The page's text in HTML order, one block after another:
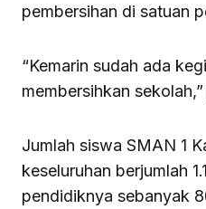
pembersihan di satuan
“Kemarin sudah ada
membersihkan
Jumlah siswa SMAN 1
keseluruhan berjumlah
pendidiknya sebanyak